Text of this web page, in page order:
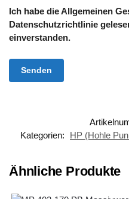
Ich habe die Allgemeinen
Datenschutzrichtlinie
einverstanden.
Kategorien:
HP (Hohle
Ähnliche Produkte